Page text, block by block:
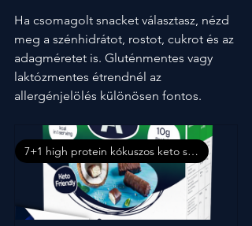
Ha csomagolt snacket választasz, nézd
meg a szénhidrátot, rostot, cukrot és az
adagméretet is. Gluténmentes vagy
laktózmentes étrendnél az
allergénjelölés különösen fontos.
7+1 high protein kókuszos keto szelet